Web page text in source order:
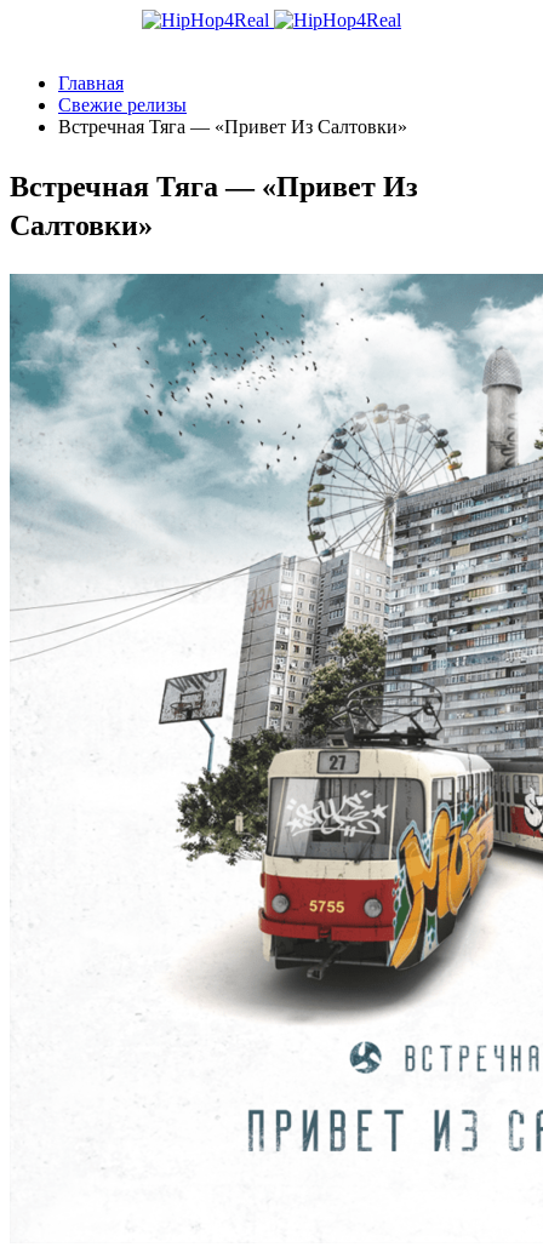
Главная
Свежие релизы
Встречная Тяга — «Привет Из Салтовки»
Встречная Тяга — «Привет Из
Салтовки»